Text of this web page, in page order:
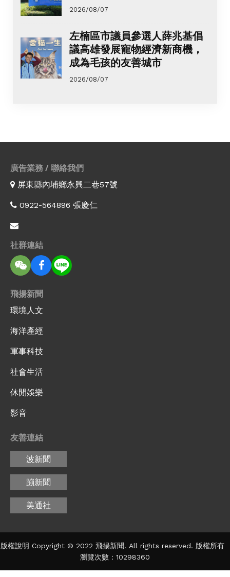
2026/08/07
左楠區市議員參選人薛兆基倡
議高雄發展寵物經濟新商機，
成為毛孩的友善城市
2026/08/07
廣告業務 / 聯絡我們
屏東縣內埔鄉永興二巷57號
0922-564896 張慶仁
社群連結
飛揚新聞
環境人文
海洋產經
軍事科技
社會生活
休閒娛樂
影音
友善連結
波新聞
蹦新聞
美通社
版權說明 Copyright © 2022 飛揚新聞. All rights reserved. 版權所有
瀏覽次數：10298360